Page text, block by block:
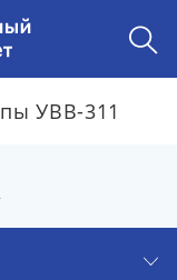
УВВ-311